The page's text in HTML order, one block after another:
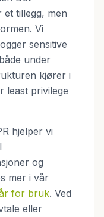
tillegg, men
Vi
sensitive
under
kjører i
least privilege
hjelper vi
og
mer i vår
for bruk. Ved
eller